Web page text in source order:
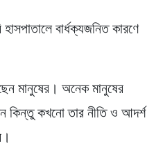
বার্ধক্যজনিত কারণে
মানুষের। অনেক মানুষের
কিন্তু কখনো তার নীতি ও আদর্শ